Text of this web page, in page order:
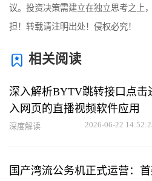
议。投资决策需建立在独立思考之上
担！转载请注明出处！侵权必究！
相关阅读
深入解析BYTV跳转接口点击
入网页的直播视频软件应用
深度解读 2026-06-22
国产湾流公务机正式运营：